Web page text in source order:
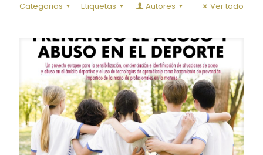
Categorias Etiquetas Autores Ver todo